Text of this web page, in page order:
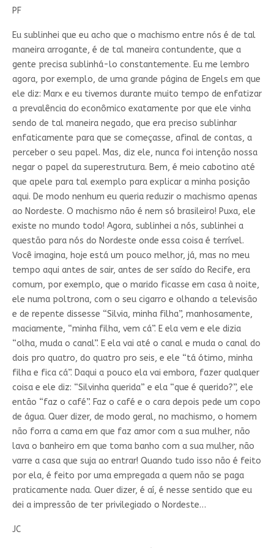
PF
Eu sublinhei que eu acho que o machismo entre nós é de tal
maneira arrogante, é de tal maneira contundente, que a
gente precisa sublinhá-lo constantemente. Eu me lembro
agora, por exemplo, de uma grande página de Engels em que
ele diz: Marx e eu tivemos durante muito tempo de enfatizar
a prevalência do econômico exatamente por que ele vinha
sendo de tal maneira negado, que era preciso sublinhar
enfaticamente para que se começasse, afinal de contas, a
perceber o seu papel. Mas, diz ele, nunca foi intenção nossa
negar o papel da superestrutura. Bem, é meio cabotino até
que apele para tal exemplo para explicar a minha posição
aqui. De modo nenhum eu queria reduzir o machismo apenas
ao Nordeste. O machismo não é nem só brasileiro! Puxa, ele
existe no mundo todo! Agora, sublinhei a nós, sublinhei a
questão para nós do Nordeste onde essa coisa é terrível.
Você imagina, hoje está um pouco melhor, já, mas no meu
tempo aqui antes de sair, antes de ser saído do Recife, era
comum, por exemplo, que o marido ficasse em casa à noite,
ele numa poltrona, com o seu cigarro e olhando a televisão
e de repente dissesse “Silvia, minha filha”, manhosamente,
maciamente, “minha filha, vem cá”. E ela vem e ele dizia
“olha, muda o canal”. E ela vai até o canal e muda o canal do
dois pro quatro, do quatro pro seis, e ele “tá ótimo, minha
filha e fica cá”. Daqui a pouco ela vai embora, fazer qualquer
coisa e ele diz: “Silvinha querida” e ela “que é querido?”, ele
então “faz o café”. Faz o café e o cara depois pede um copo
de água. Quer dizer, de modo geral, no machismo, o homem
não forra a cama em que faz amor com a sua mulher, não
lava o banheiro em que toma banho com a sua mulher, não
varre a casa que suja ao entrar! Quando tudo isso não é feito
por ela, é feito por uma empregada a quem não se paga
praticamente nada. Quer dizer, é aí, é nesse sentido que eu
dei a impressão de ter privilegiado o Nordeste…
JC